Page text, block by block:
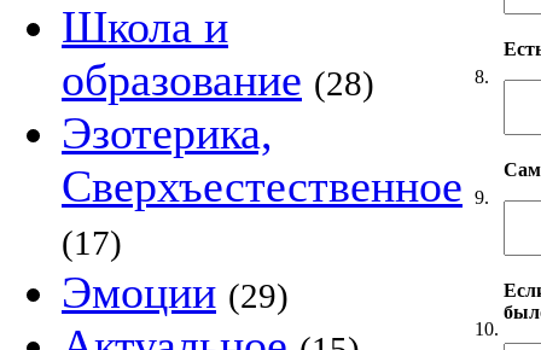
Школа и
образование (28)
Эзотерика,
Сверхъестественное
(17)
Эмоции (29)
8.
9.
10.